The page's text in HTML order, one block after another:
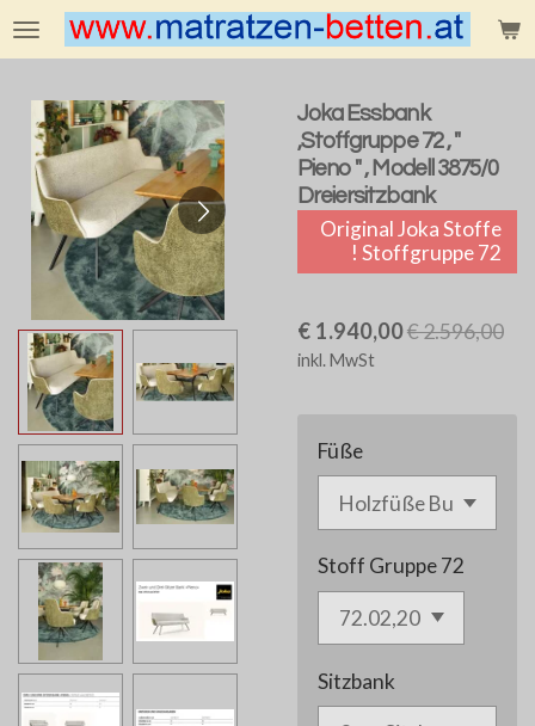
Zum
Hauptinhalt
Joka Essbank
,Stoffgruppe 72 , "
Pieno " , Modell 3875/0
Dreiersitzbank
Original Joka Stoffe
! Stoffgruppe 72
€ 1.940,00€ 2.596,00
inkl. MwSt
Füße
Stoff Gruppe 72
Sitzbank